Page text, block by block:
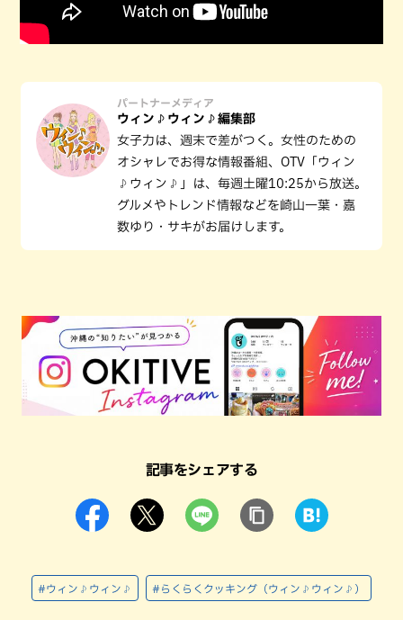
パートナーメディア
ウィン♪ウィン♪編集部
女子力は、週末で差がつく。女性のための
オシャレでお得な情報番組、OTV「ウィン
♪ウィン♪」は、毎週土曜10:25から放送。
グルメやトレンド情報などを崎山一葉・嘉
数ゆり・サキがお届けします。
記事をシェアする
#ウィン♪ウィン♪ #らくらくクッキング（ウィン♪ウィン♪）